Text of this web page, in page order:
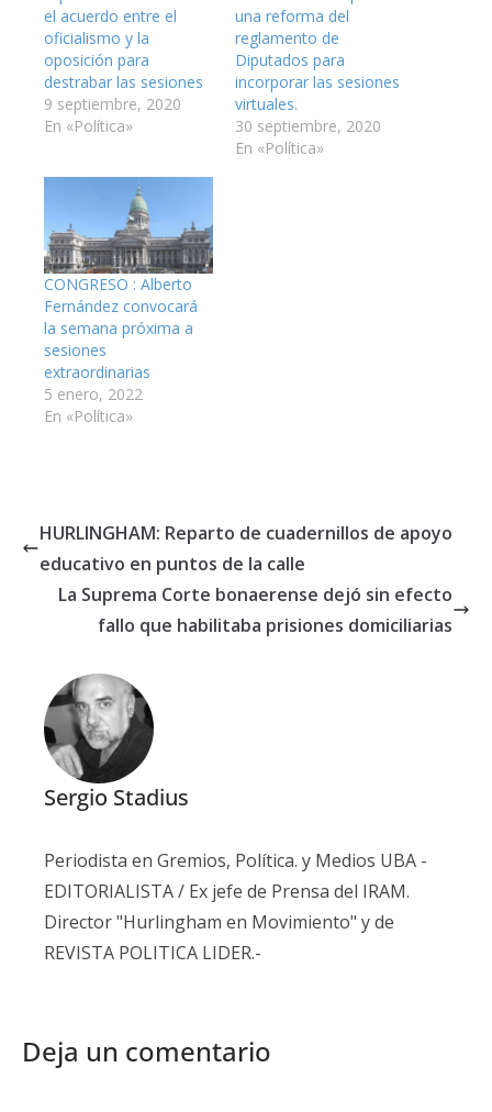
el acuerdo entre el
oficialismo y la
oposición para
destrabar las sesiones
9 septiembre, 2020
En «Política»
una reforma del
reglamento de
Diputados para
incorporar las sesiones
virtuales.
30 septiembre, 2020
En «Política»
CONGRESO : Alberto
Fernández convocará
la semana próxima a
sesiones
extraordinarias
5 enero, 2022
En «Política»
HURLINGHAM: Reparto de cuadernillos de apoyo
educativo en puntos de la calle
La Suprema Corte bonaerense dejó sin efecto
fallo que habilitaba prisiones domiciliarias
Sergio Stadius
Periodista en Gremios, Política. y Medios UBA -
EDITORIALISTA / Ex jefe de Prensa del IRAM.
Director "Hurlingham en Movimiento" y de
REVISTA POLITICA LIDER.-
Deja un comentario